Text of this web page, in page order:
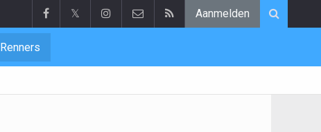
𝕏 Aanmelden
Renners